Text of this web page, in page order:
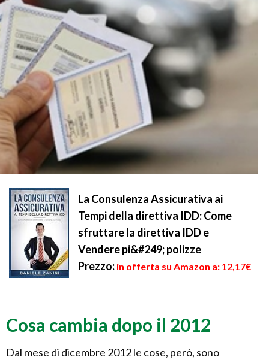
La Consulenza Assicurativa ai
Tempi della direttiva IDD: Come
sfruttare la direttiva IDD e
Vendere pi&#249; polizze
Prezzo: in offerta su Amazon a: 12,17€
Cosa cambia dopo il 2012
Dal mese di dicembre 2012 le cose, però, sono